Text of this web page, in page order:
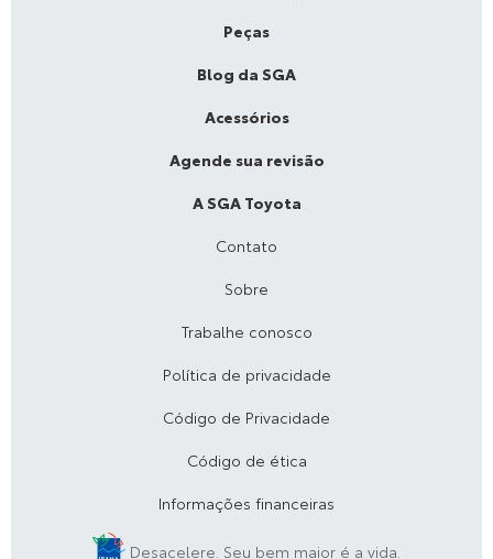
Peças
Blog da SGA
Acessórios
Agende sua revisão
A SGA Toyota
Contato
Sobre
Trabalhe conosco
Política de privacidade
Código de Privacidade
Código de ética
Informações financeiras
Desacelere. Seu bem maior é a vida.